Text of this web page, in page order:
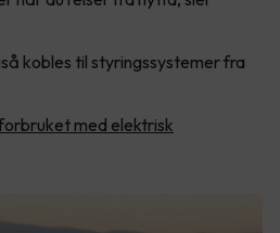
kobles til styringssystemer fra
med elektrisk